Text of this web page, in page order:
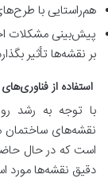
هم‌راستایی با
پیش‌بینی مشکلات
بر نقشه‌ها تأثیر
استفاده از
با توجه به رشد
نقشه‌های ساختمان
است که در حال
دقیق نقشه‌ها مورد